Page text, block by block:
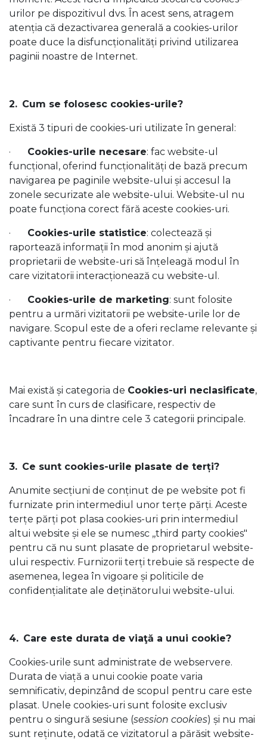
urilor pe dispozitivul dvs. În acest sens, atragem
atenția că dezactivarea generală a cookies-urilor
poate duce la disfuncționalități privind utilizarea
paginii noastre de Internet.
2. Cum se folosesc cookies-urile?
Există 3 tipuri de cookies-uri utilizate în general:
· Cookies-urile necesare: fac website-ul
funcțional, oferind funcționalități de bază precum
navigarea pe paginile website-ului și accesul la
zonele securizate ale website-ului. Website-ul nu
poate funcționa corect fără aceste cookies-uri.
· Cookies-urile statistice: colectează și
raportează informații în mod anonim și ajută
proprietarii de website-uri să înțeleagă modul în
care vizitatorii interacționează cu website-ul.
· Cookies-urile de marketing: sunt folosite
pentru a urmări vizitatorii pe website-urile lor de
navigare. Scopul este de a oferi reclame relevante și
captivante pentru fiecare vizitator.
Mai există și categoria de Cookies-uri neclasificate,
care sunt în curs de clasificare, respectiv de
încadrare în una dintre cele 3 categorii principale.
3. Ce sunt cookies-urile plasate de terți?
Anumite secțiuni de conținut de pe website pot fi
furnizate prin intermediul unor terțe părți. Aceste
terțe părți pot plasa cookies-uri prin intermediul
altui website și ele se numesc ,,third party cookies"
pentru că nu sunt plasate de proprietarul website-
ului respectiv. Furnizorii terți trebuie să respecte de
asemenea, legea în vigoare și politicile de
confidențialitate ale deținătorului website-ului.
4. Care este durata de viaţă a unui cookie?
Cookies-urile sunt administrate de webservere.
Durata de viață a unui cookie poate varia
semnificativ, depinzând de scopul pentru care este
plasat. Unele cookies-uri sunt folosite exclusiv
pentru o singură sesiune (session cookies) și nu mai
sunt reținute, odată ce vizitatorul a părăsit website-